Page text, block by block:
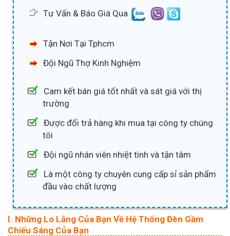
Tư Vấn & Báo Giá Qua
Tận Nơi Tại Tphcm
Đội Ngũ Thợ Kinh Nghiệm
Cam kết bán giá tốt nhất và sát giá với thị
trường
Được đổi trả hàng khi mua tại công ty chúng
tôi
Đội ngũ nhân viên nhiệt tình và tận tâm
Là một công ty chuyên cung cấp sỉ sản phẩm
đầu vào chất lượng
I. Những Lo Lắng Của Bạn Về Hệ Thống Đèn Gầm
Chiếu Sáng Của Bạn